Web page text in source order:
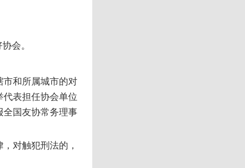
会。
市和所属城市的对
表担任协会单位
全国友协常务理事
对触犯刑法的，